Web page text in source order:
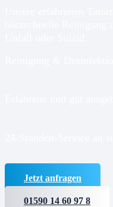
Jetzt anfragen
01590 14 60 97 8